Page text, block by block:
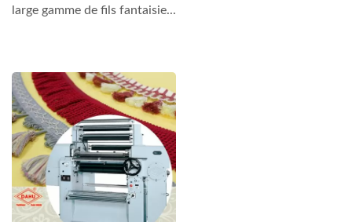
large gamme de fils fantaisie...